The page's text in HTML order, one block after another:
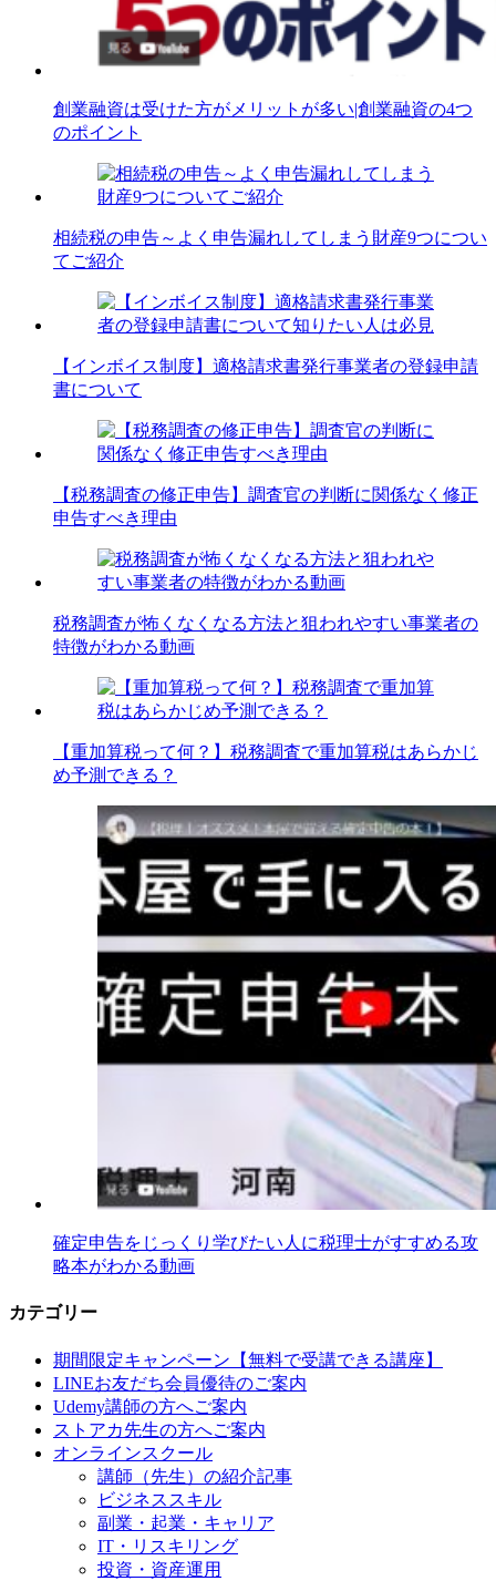
創業融資は受けた方がメリットが多い|創業融資の4つ
のポイント
相続税の申告～よく申告漏れしてしまう財産9つについ
てご紹介
【インボイス制度】適格請求書発行事業者の登録申請
書について
【税務調査の修正申告】調査官の判断に関係なく修正
申告すべき理由
税務調査が怖くなくなる方法と狙われやすい事業者の
特徴がわかる動画
【重加算税って何？】税務調査で重加算税はあらかじ
め予測できる？
確定申告をじっくり学びたい人に税理士がすすめる攻
略本がわかる動画
カテゴリー
期間限定キャンペーン【無料で受講できる講座】
LINEお友だち会員優待のご案内
Udemy講師の方へご案内
ストアカ先生の方へご案内
オンラインスクール
講師（先生）の紹介記事
ビジネススキル
副業・起業・キャリア
IT・リスキリング
投資・資産運用